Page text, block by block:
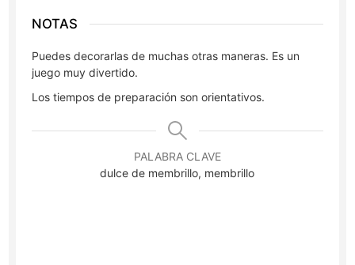
NOTAS
Puedes decorarlas de muchas otras maneras. Es un
juego muy divertido.
Los tiempos de preparación son orientativos.
PALABRA CLAVE
dulce de membrillo, membrillo